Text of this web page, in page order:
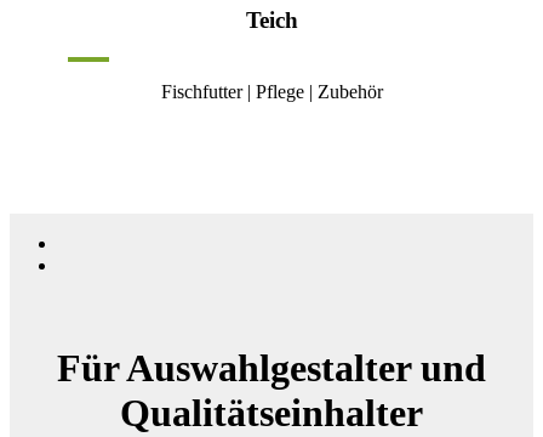
Teich
Fischfutter | Pflege | Zubehör
Für Auswahlgestalter und
Qualitätseinhalter